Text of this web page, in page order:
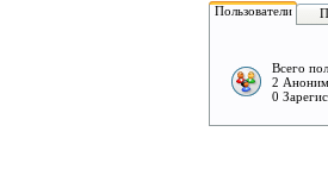
Пользователи
Всего
2
0